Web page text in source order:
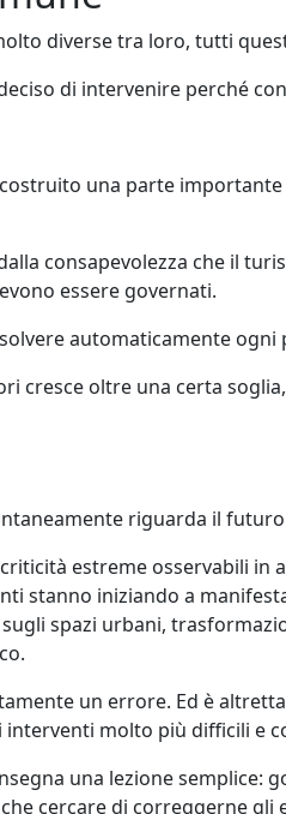
diverse tra loro, tutti
di intervenire perché
una parte
consapevolezza che il
essere governati.
automaticamente
cresce oltre una certa
riguarda il
estreme osservabili in
stanno iniziando a
spazi urbani,
un errore. Ed è
molto più difficili e
una lezione semplice:
cercare di correggerne